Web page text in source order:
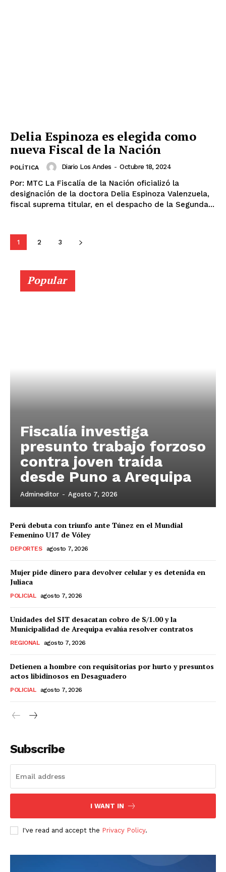
Diario los Andes
Delia Espinoza es elegida como
nueva Fiscal de la Nación
POLÍTICA Diario Los Andes - Octubre 18, 2024
Por: MTC La Fiscalía de la Nación oficializó la
designación de la doctora Delia Espinoza Valenzuela,
fiscal suprema titular, en el despacho de la Segunda...
1 2 3
Popular
Fiscalía investiga
presunto trabajo forzoso
contra joven traída
desde Puno a Arequipa
Admineditor - Agosto 7, 2026
Perú debuta con triunfo ante Túnez en el Mundial
Femenino U17 de Vóley
DEPORTES agosto 7, 2026
Mujer pide dinero para devolver celular y es detenida en
Juliaca
POLICIAL agosto 7, 2026
Unidades del SIT desacatan cobro de S/1.00 y la
Municipalidad de Arequipa evalúa resolver contratos
REGIONAL agosto 7, 2026
Detienen a hombre con requisitorias por hurto y presuntos
actos libidinosos en Desaguadero
POLICIAL agosto 7, 2026
Subscribe
I WANT IN
I've read and accept the Privacy Policy.